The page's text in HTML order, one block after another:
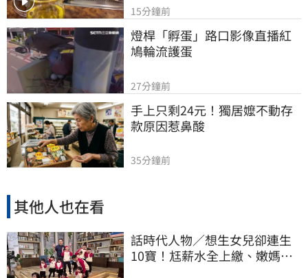
15分鐘前
燈桿「孵蛋」路口影像直播紅
鳩輪流護蛋
27分鐘前
手上只剩24元！獨居嬤不動存
款原因惹鼻酸
35分鐘前
其他人也在看
話時代人物／想生女兒卻連生
10寶！尪薪水全上繳、嫩媽吐